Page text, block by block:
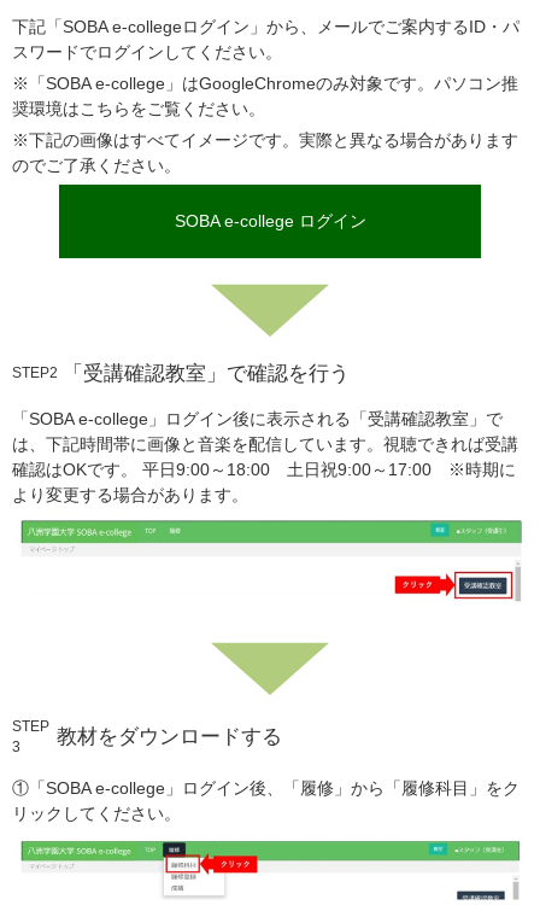
下記「SOBA e-collegeログイン」から、メールでご案内するID・パ
スワードでログインしてください。
※「SOBA e-college」はGoogleChromeのみ対象です。パソコン推
奨環境はこちらをご覧ください。
※下記の画像はすべてイメージです。実際と異なる場合があります
のでご了承ください。
SOBA e-college ログイン
STEP2 「受講確認教室」で確認を行う
「SOBA e-college」ログイン後に表示される「受講確認教室」で
は、下記時間帯に画像と音楽を配信しています。視聴できれば受講
確認はOKです。 平日9:00～18:00 土日祝9:00～17:00 ※時期に
より変更する場合があります。
STEP
3
教材をダウンロードする
①「SOBA e-college」ログイン後、「履修」から「履修科目」をク
リックしてください。